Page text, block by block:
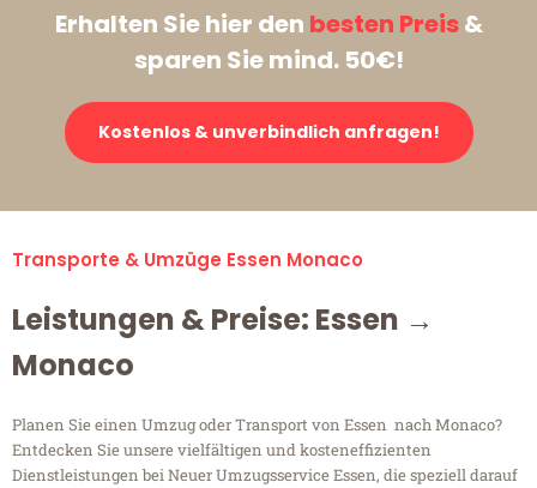
Erhalten Sie hier den besten Preis&
sparen Sie mind. 50€!
Kostenlos & unverbindlich anfragen!
Transporte & Umzüge Essen Monaco
Leistungen & Preise: Essen →
Monaco
Planen Sie einen Umzug oder Transport von Essen nach Monaco?
Entdecken Sie unsere vielfältigen und kosteneffizienten
Dienstleistungen bei Neuer Umzugsservice Essen, die speziell darauf